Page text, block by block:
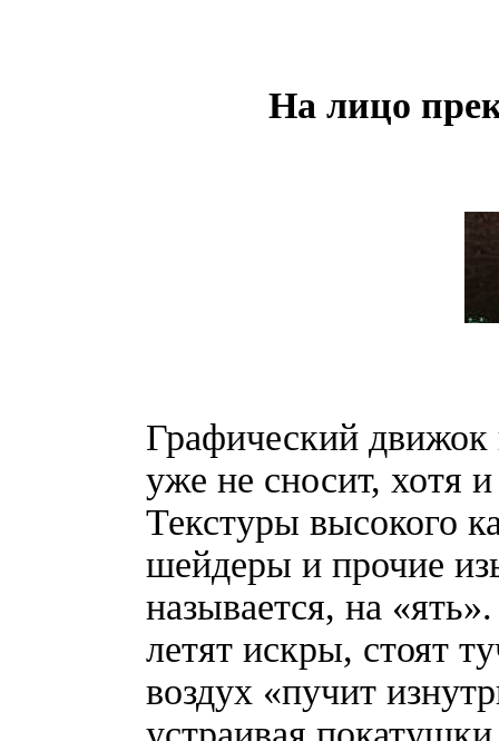
На лицо
Графический
уже не сносит, хотя
Текстуры высокого
шейдеры и прочие
называется, на
летят искры, стоят
воздух «пучит